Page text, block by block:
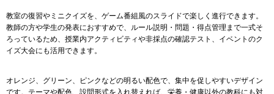
教室の復習やミニクイズを、ゲーム番組風のスライドで楽しく進行できます。
教師の方や学生の発表におすすめで、ルール説明・問題・得点管理まで一式そ
ろっているため、授業内アクティビティや非採点の確認テスト、イベントのク
イズ大会にも活用できます。
オレンジ、グリーン、ピンクなどの明るい配色で、集中を促しやすいデザイン